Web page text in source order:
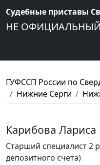
Судебные приставы
НЕ
ГУФССП России по
Нижние Серги
Карибова
Старший специалист 2
депозитного счета)